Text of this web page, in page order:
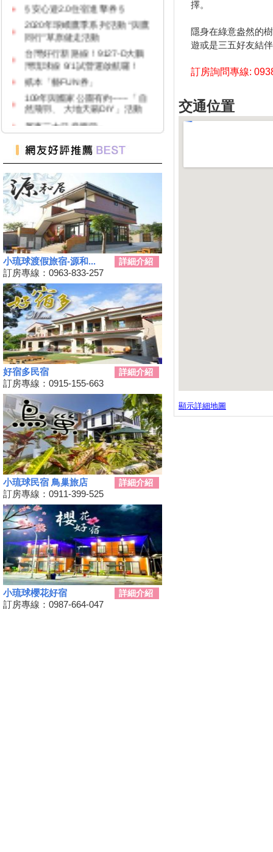
2020年琅嶠鷹季系列活動 “與鷹
同行”草原健走活動
台灣好行新路線！9127-D大鵬
灣琉球線 9/1試營運啟航囉！
紙本「藝FUN券」
109年與國家公園有約~~~「自
然飛羽、 大地天籟DIY」活動
2020大鵬灣帆船生活節
墾丁國家公園舉辦『潮向海洋玩
科學』活動
7/4-7/31東港吃冰趣 ice仲夏潮口
味【系列活動】
高鐵首推澎湖交通聯票 超夯小
琉球行程繼續賣
【墾丁後壁湖美食推薦】後壁湖
生魚片|邱家生魚片|傳說中的百
元生魚片|空運來台新鮮生魚片|
2019擴大國旅秋冬夜市抵用卷
優惠活動
2019擴大國旅秋冬住宿優惠活
動
秋冬擴大國旅補助離島加碼怎麼
用？老司機分享連續技
108年潮州賽神蝦暨小農市集活
動
單車騎遊聽風看海，體驗台灣燈
塔極點濱海小鎮風貌 一起Light
up Taiwan
Hi~枋寮有藝市
單車環島遊台灣國際入口網站
Taiwan on 2 Wheels
第四屆「小琉球愛龜淨灘接力
賽」活動，7/13小琉球龍蝦洞海
灘展開！
屏東大鵬灣賽車場今歇業 車友
依依不捨盼有人接手
大鵬灣水上趣 體驗造舟、迷你
鐵人
高鐵南延新增方案！交通部：這
兩案較有可行性
三代同遊國家公園 『墾丁仲夏
夜未眠－蟹謝好孕』陸蟹生態之
小琉球渡假旅宿-源和... 詳細介紹
訂房專線：0963-833-257
好宿多民宿 詳細介紹
訂房專線：0915-155-663
小琉球民宿 鳥巢旅店 詳細介紹
訂房專線：0911-399-525
小琉球櫻花好宿 詳細介紹
訂房專線：0987-664-047
擇。
隱身在綠意盎然的
遊或是三五好友結
訂房詢問專線:
交通位置
顯示詳細地圖